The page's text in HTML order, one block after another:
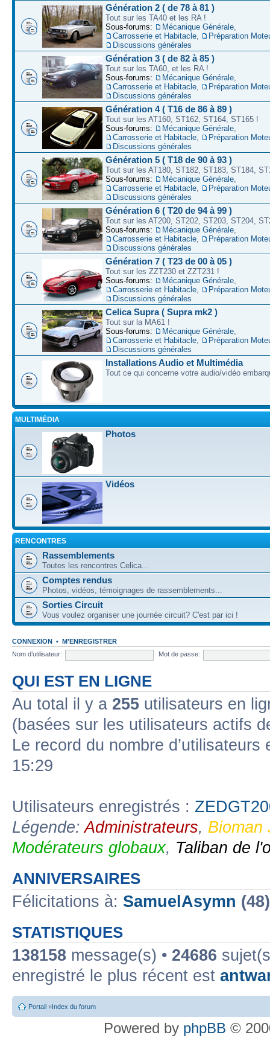
Génération 2 ( de 78 à 81 )
Tout sur les TA40 et les RA !
Sous-forums:
Mécanique Générale
Carrosserie et Habitacle
Préparation
Discussions générales
Génération 3 ( de 82 à 85 )
Tout sur les TA60, et les RA !
Sous-forums:
Mécanique Générale
Carrosserie et Habitacle
Préparation
Discussions générales
Génération 4 ( T16 de 86 à 89 )
Tout sur les AT160, ST162, ST164, ST165 !
Sous-forums:
Mécanique Générale
Carrosserie et Habitacle
Préparation
Discussions générales
Génération 5 ( T18 de 90 à 93 )
Tout sur les AT180, ST182, ST183, ST184,
Sous-forums:
Mécanique Générale
Carrosserie et Habitacle
Préparation
Discussions générales
Génération 6 ( T20 de 94 à 99 )
Tout sur les AT200, ST202, ST203, ST204,
Sous-forums:
Mécanique Générale
Carrosserie et Habitacle
Préparation
Discussions générales
Génération 7 ( T23 de 00 à 05 )
Tout sur les ZZT230 et ZZT231 !
Sous-forums:
Mécanique Générale
Carrosserie et Habitacle
Préparation
Discussions générales
Celica Supra ( Supra mk2 )
Tout sur la MA61 !
Sous-forums:
Mécanique Générale
Carrosserie et Habitacle
Préparation
Discussions générales
Installations Audio et Multimédia
Tout ce qui concerne votre audio/vidéo
MULTIMÉDIA
Photos
Vidéos
RENCONTRES
Rassemblements
Toutes les rencontres Celica...
Comptes rendus
Photos, vidéos, témoignages de rassemblements...
Sorties Circuit
Vous voulez organiser une journée circuit? C'est par ici !
CONNEXION • M’ENREGISTRER
Nom d’utilisateur:
Mot de passe:
QUI EST EN LIGNE
Au total il y a 255 utilisateurs en
(basées sur les utilisateurs actifs
Le record du nombre
15:29
Utilisateurs enregistrés :
Légende:Administrateurs, Bioman
Modérateurs globaux, Taliban de
ANNIVERSAIRES
Félicitations à: SamuelAsymn
STATISTIQUES
138158 message(s) • 24686
enregistré le plus récent est
Portail »Index du forum
Powered by phpBB ©